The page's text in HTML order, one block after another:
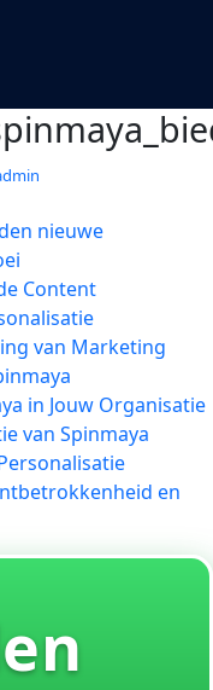
nieuwe
Content
van Marketing
in Jouw Organisatie
van Spinmaya
en